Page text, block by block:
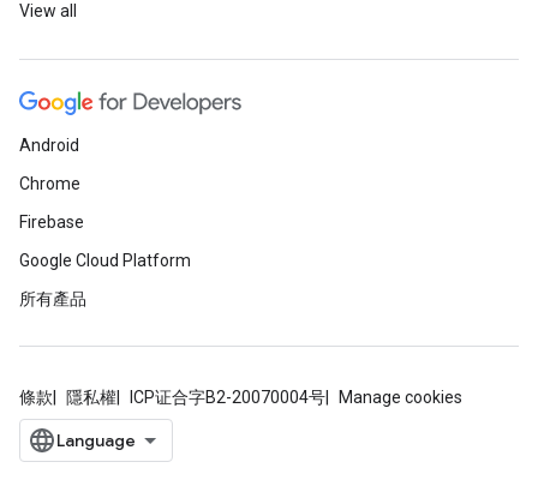
View all
Android
Chrome
Firebase
Google Cloud Platform
所有產品
條款 隱私權 ICP证合字B2-20070004号 Manage cookies